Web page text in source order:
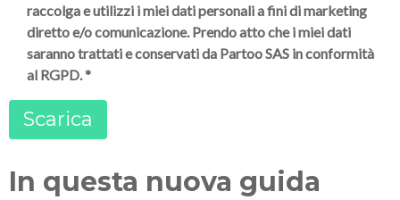
raccolga e utilizzi i miei dati personali a fini di marketing
diretto e/o comunicazione. Prendo atto che i miei dati
saranno trattati e conservati da Partoo SAS in conformità
al RGPD.*
In questa nuova guida